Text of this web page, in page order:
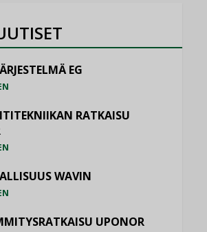
EG
RATKAISU
WAVIN
UPONOR